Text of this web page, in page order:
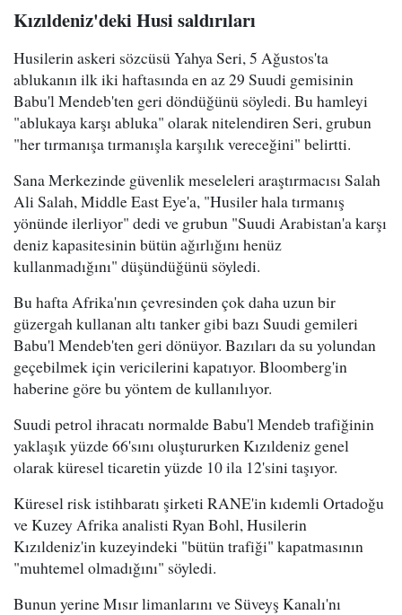
Kızıldeniz'deki Husi saldırıları
Husilerin askeri sözcüsü Yahya Seri, 5 Ağustos'ta
ablukanın ilk iki haftasında en az 29 Suudi gemisinin
Babu'l Mendeb'ten geri döndüğünü söyledi. Bu hamleyi
"ablukaya karşı abluka" olarak nitelendiren Seri, grubun
"her tırmanışa tırmanışla karşılık vereceğini" belirtti.
Sana Merkezinde güvenlik meseleleri araştırmacısı Salah
Ali Salah, Middle East Eye'a, "Husiler hala tırmanış
yönünde ilerliyor" dedi ve grubun "Suudi Arabistan'a karşı
deniz kapasitesinin bütün ağırlığını henüz
kullanmadığını" düşündüğünü söyledi.
Bu hafta Afrika'nın çevresinden çok daha uzun bir
güzergah kullanan altı tanker gibi bazı Suudi gemileri
Babu'l Mendeb'ten geri dönüyor. Bazıları da su yolundan
geçebilmek için vericilerini kapatıyor. Bloomberg'in
haberine göre bu yöntem de kullanılıyor.
Suudi petrol ihracatı normalde Babu'l Mendeb trafiğinin
yaklaşık yüzde 66'sını oluştururken Kızıldeniz genel
olarak küresel ticaretin yüzde 10 ila 12'sini taşıyor.
Küresel risk istihbaratı şirketi RANE'in kıdemli Ortadoğu
ve Kuzey Afrika analisti Ryan Bohl, Husilerin
Kızıldeniz'in kuzeyindeki "bütün trafiği" kapatmasının
"muhtemel olmadığını" söyledi.
Bunun yerine Mısır limanlarını ve Süveyş Kanalı'nı